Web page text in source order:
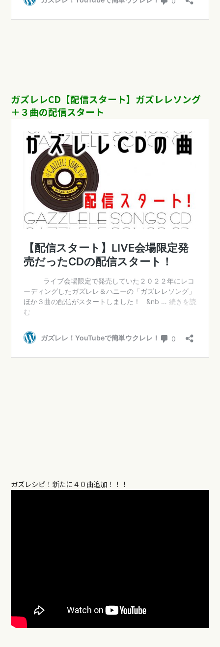
ガズレレCD【配信スタート】ガズレレソング
＋３曲の配信スタート
ガズレシピ！新たに４０曲追加！！！